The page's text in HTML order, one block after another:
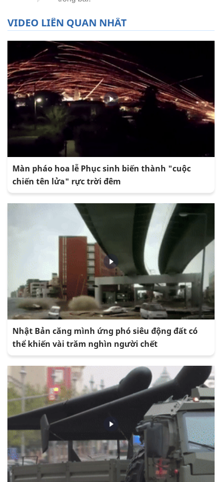
VIDEO LIÊN QUAN NHẤT
Màn pháo hoa lễ Phục sinh biến thành "cuộc
chiến tên lửa" rực trời đêm
Nhật Bản căng mình ứng phó siêu động đất có
thể khiến vài trăm nghìn người chết